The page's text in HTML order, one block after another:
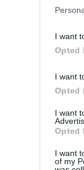
I want
Opted
I want
Opted
I want
Opted
I want
of my